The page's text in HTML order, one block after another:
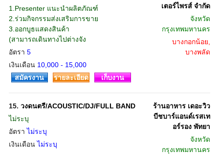
1.Presenter แนะนำผลิตภัณฑ์
2.ร่วมกิจกรรมส่งเสริมการขาย
3.ออกบูธแสดงสินค้า
(สามารถเดินทางไปต่างจัง
อัตรา 5
เงินเดือน 10,000 - 15,000
เตอร์ไพรส์ จำกัด
จังหวัด
กรุงเทพมหานคร
บางกอกน้อย,
บางพลัด
สมัครงาน รายละเอียด เก็บงาน
15. วงดนตรี/ACOUSTIC/DJ/FULL BAND
ไม่ระบุ
อัตราไม่ระบุ
เงินเดือนไม่ระบุ
ร้านอาหาร เดอะวิว
บีชบาร์แอนด์เรสเท
อร์รอง พัทยา
จังหวัด
กรุงเทพมหานคร